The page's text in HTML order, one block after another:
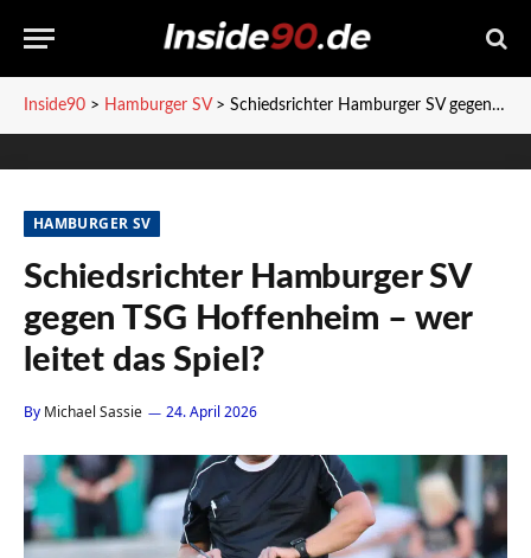
Inside90 > Hamburger SV> Schiedsrichter Hamburger SV gegen TSG Hoffenheim – wer leitet das Spiel?
HAMBURGER SV
Schiedsrichter Hamburger SV
gegen TSG Hoffenheim – wer
leitet das Spiel?
By Michael Sassie 24. April 2026